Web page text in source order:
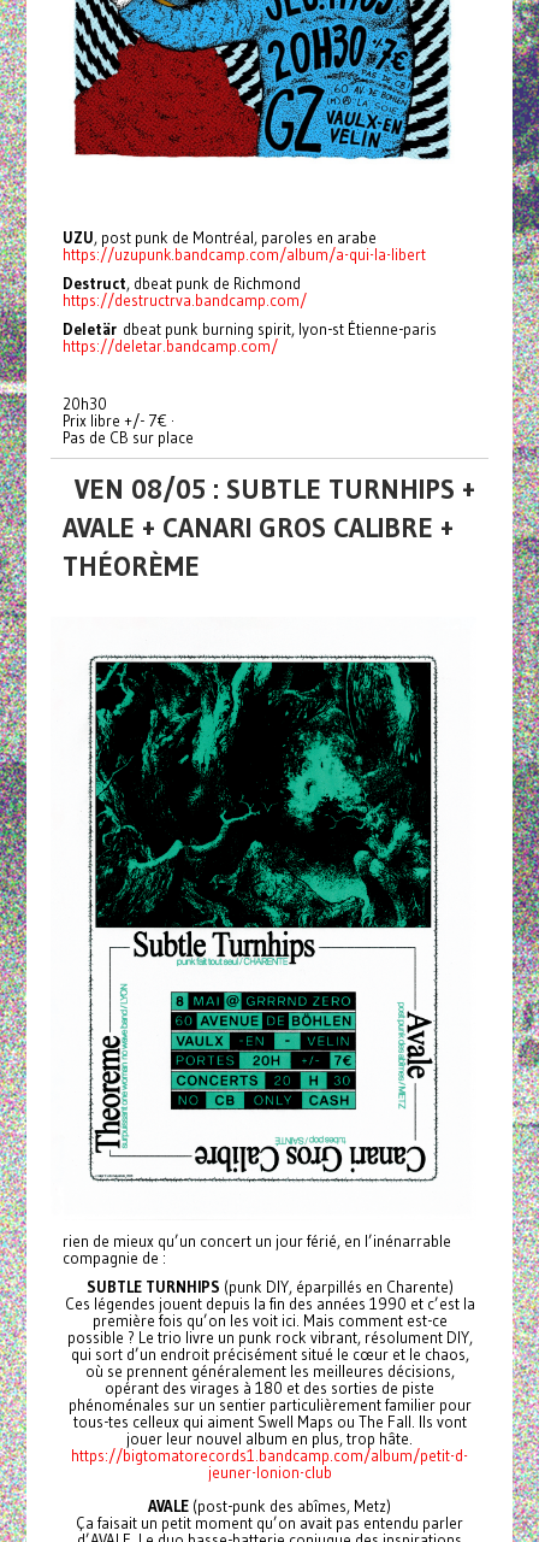
UZU, post punk de Montréal, paroles en arabe
https://uzupunk.bandcamp.com/album/a-qui-la-libert
Destruct, dbeat punk de Richmond
https://destructrva.bandcamp.com/
Deletärdbeat punk burning spirit, lyon-st Étienne-paris
https://deletar.bandcamp.com/
20h30
Prix libre +/- 7€ ·
Pas de CB sur place
VEN 08/05 : SUBTLE TURNHIPS +
AVALE + CANARI GROS CALIBRE +
THÉORÈME
rien de mieux qu’un concert un jour férié, en l’inénarrable
compagnie de :
SUBTLE TURNHIPS (punk DIY, éparpillés en Charente)
Ces légendes jouent depuis la fin des années 1990 et c’est la
première fois qu’on les voit ici. Mais comment est-ce
possible ? Le trio livre un punk rock vibrant, résolument DIY,
qui sort d’un endroit précisément situé le cœur et le chaos,
où se prennent généralement les meilleures décisions,
opérant des virages à 180 et des sorties de piste
phénoménales sur un sentier particulièrement familier pour
tous-tes celleux qui aiment Swell Maps ou The Fall. Ils vont
jouer leur nouvel album en plus, trop hâte.
https://bigtomatorecords1.bandcamp.com/album/petit-d-
jeuner-lonion-club
AVALE (post-punk des abîmes, Metz)
Ça faisait un petit moment qu’on avait pas entendu parler